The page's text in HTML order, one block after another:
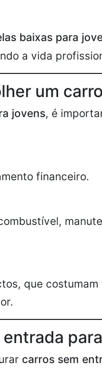
baixas para
a vida
um carro
jovens, é
financeiro.
que costumam
carros sem